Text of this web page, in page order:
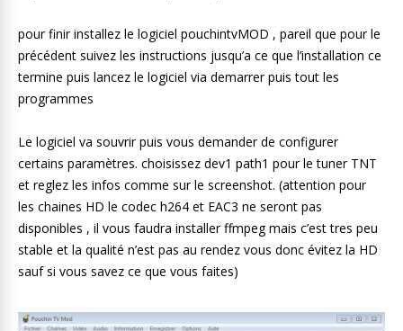
pour finir installez le logiciel pouchintvMOD , pareil que pour le
précédent suivez les instructions jusqu’a ce que l’installation ce
termine puis lancez le logiciel via demarrer puis tout les
programmes
Le logiciel va souvrir puis vous demander de configurer
certains paramètres. choisissez dev1 path1 pour le tuner TNT
et reglez les infos comme sur le screenshot. (attention pour
les chaines HD le codec h264 et EAC3 ne seront pas
disponibles , il vous faudra installer ffmpeg mais c’est tres peu
stable et la qualité n’est pas au rendez vous donc évitez la HD
sauf si vous savez ce que vous faites)